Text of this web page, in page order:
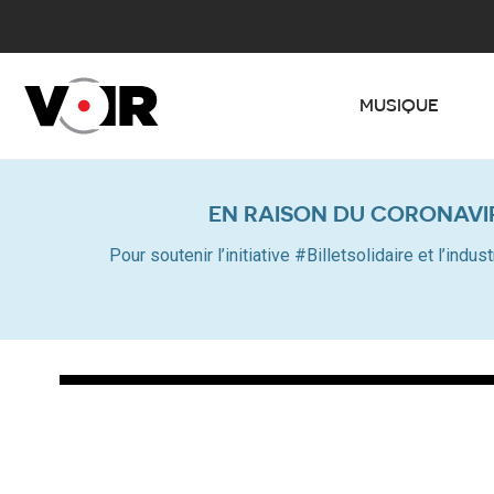
MUSIQUE
EN RAISON DU
Pour soutenir l’initiative #Billetsolidaire et